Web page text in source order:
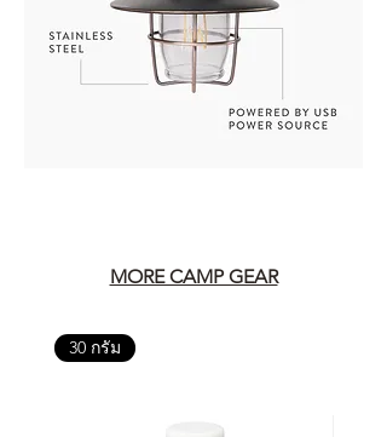
MORE CAMP GEAR
30 กรัม